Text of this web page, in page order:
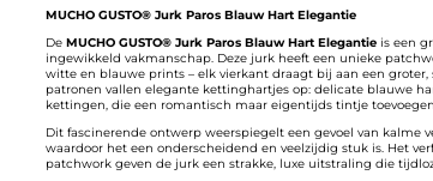
Hart
Elegantie
quantity
MUCHO GUSTO® Jurk Paros Blauw Hart Elegantie
De MUCHO GUSTO® Jurk Paros Blauw Hart Elegantie is een
ingewikkeld vakmanschap. Deze jurk heeft een unieke
witte en blauwe prints – elk vierkant draagt bij aan een
patronen vallen elegante kettinghartjes op: delicate blauwe
kettingen, die een romantisch maar eigentijds tintje
Dit fascinerende ontwerp weerspiegelt een gevoel van kalme
waardoor het een onderscheidend en veelzijdig stuk is. Het
patchwork geven de jurk een strakke, luxe uitstraling die